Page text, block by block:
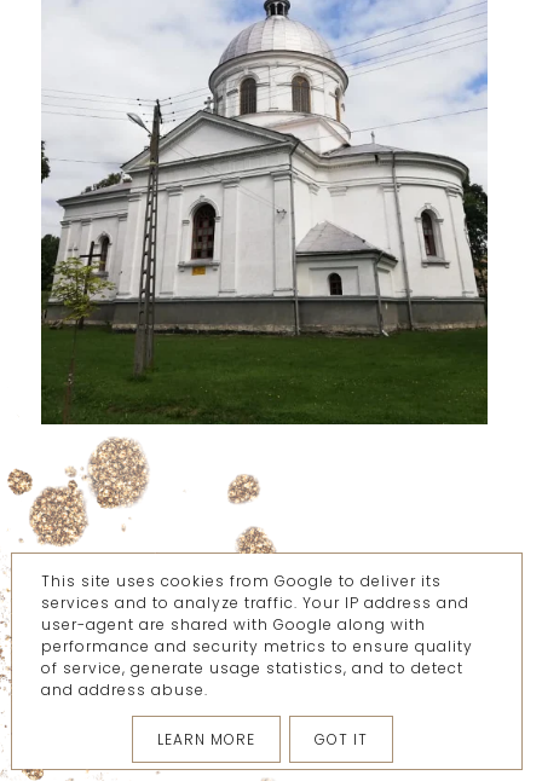
This site uses cookies from Google to deliver its
services and to analyze traffic. Your IP address and
user-agent are shared with Google along with
performance and security metrics to ensure quality
of service, generate usage statistics, and to detect
and address abuse.
LEARN MORE GOT IT